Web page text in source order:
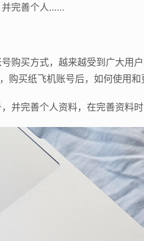
并完善个人……
购买方式，越来越受到广大用
购买纸飞机账号后，如何使用
并完善个人资料，在完善资料时